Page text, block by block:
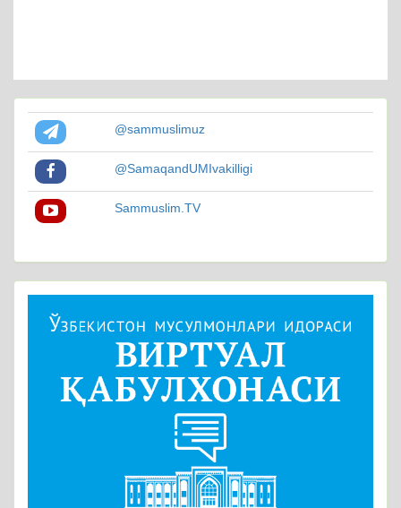
@sammuslimuz
@SamaqandUMIvakilligi
Sammuslim.TV